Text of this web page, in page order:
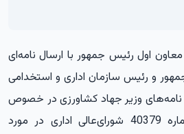
معاون اول رئیس جمهور با ارسال نامه‌ای
و رئیس سازمان اداری و استخدامی
وزیر جهاد کشاورزی در خصوص
درخواست لغو مصوبه شماره 40379 شورای‌عالی اداری در مورد